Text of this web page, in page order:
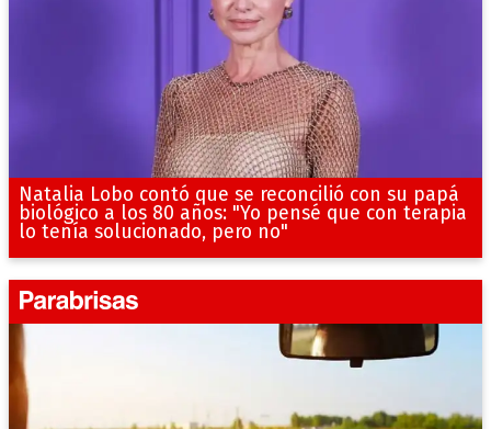
Natalia Lobo contó que se reconcilió con su papá
biológico a los 80 años: "Yo pensé que con terapia
lo tenía solucionado, pero no"